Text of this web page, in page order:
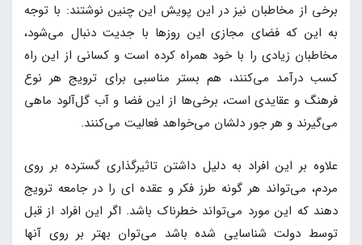
برخی از مخاطبان نیز در این پویش این چنین نوشتند: با توجه
به این که فضای مجازی این روزها با جدیت دنبال می‌شود،
مخاطبان زیادی را با خود همراه کرده است و کسانی از این راه
کسب درآمد می‌کنند، هم بستر مناسبی برای ترویج هر نوع
فرهنگ و عقایدی است، برخی‌ها از این فضا و آب گل‌آلود ماهی
می‌گیرند و هر جور دلشان می‌خواهد فعالیت می‌کنند.
علاوه بر این افراد به دلیل داشتن تاثیرگذاری گسترده بر روی
مردم، می‌تواند هر گونه طرز فکر و عقده ای را در جامعه ترویج
دهند که این مورد می‌تواند خطرناک باشد. اگر این افراد از قبل
توسط دولت شناسایی شده باشد می‌توان بهتر بر روی آنها